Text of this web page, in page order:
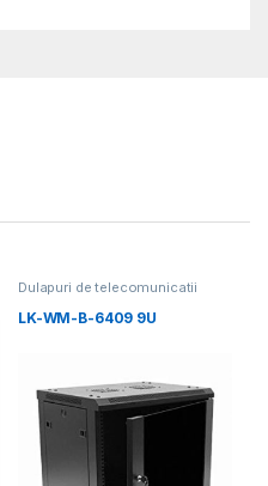
Dulapuri de telecomunicatii
LK-WM-B-6409 9U